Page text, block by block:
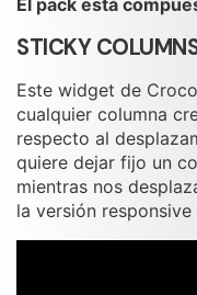
El pack está
STICKY
Este widget de
cualquier columna
respecto al
quiere dejar fijo un
mientras nos
la versión